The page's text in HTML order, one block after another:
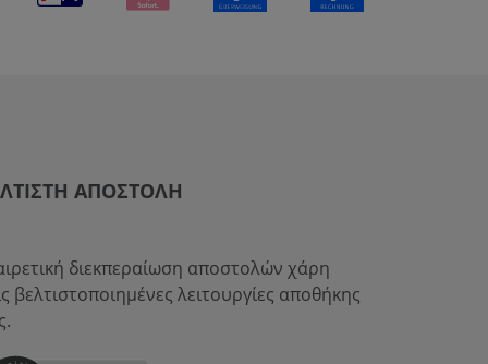
ΑΠΟΣΤΟΛΉ
διεκπεραίωση αποστολών χάρη
βελτιστοποιημένες λειτουργίες αποθήκης